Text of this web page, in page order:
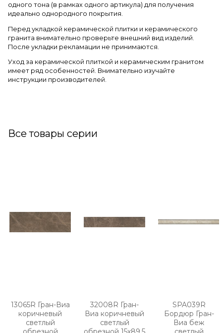
одного тона (в рамках одного артикула) для получения
идеально однородного покрытия.
Перед укладкой керамической плитки и керамического
гранита внимательно проверьте внешний вид изделий.
После укладки рекламации не принимаются.
Уход за керамической плиткой и керамическим гранитом
имеет ряд особенностей. Внимательно изучайте
инструкции производителей.
Все товары серии
13065R Гран-Виа
коричневый
светлый
32008R Гран-
Виа коричневый
светлый
SPA039R
Бордюр Гран-
Виа беж